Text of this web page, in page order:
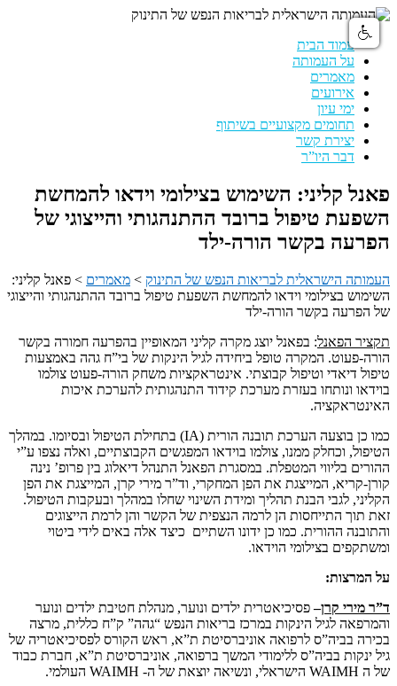
עמוד הבית
על העמותה
מאמרים
אירועים
ימי עיון
תחומים מקצועיים בשיתוף
יצירת קשר
דבר היו”ר
פאנל קליני: השימוש בצילומי וידאו להמחשת
השפעת טיפול ברובד ההתנהגותי והייצוגי של
הפרעה בקשר הורה-ילד
העמותה הישראלית לבריאות הנפש של התינוק > מאמרים > פאנל קליני:
השימוש בצילומי וידאו להמחשת השפעת טיפול ברובד ההתנהגותי והייצוגי
של הפרעה בקשר הורה-ילד
תקציר הפאנל: בפאנל יוצג מקרה קליני המאופיין בהפרעה חמורה בקשר
הורה-פעוט. המקרה טופל ביחידה לגיל הינקות של בי”ח גהה באמצעות
טיפול דיאדי וטיפול קבוצתי. אינטראקציות משחק הורה-פעוט צולמו
בוידאו ונותחו בעזרת מערכת קידוד התנהגותית להערכת איכות
האינטראקציה.
כמו כן בוצעה הערכת תובנה הורית (IA) בתחילת הטיפול ובסיומו. במהלך
הטיפול, וכחלק ממנו, צולמו בוידאו המפגשים הקבוצתיים, ואלה נצפו ע”י
ההורים בליווי המטפלת. במסגרת הפאנל התנהל דיאלוג בין פרופ’ נינה
קורן-קריא, המייצגת את הפן המחקרי, וד”ר מירי קרן, המייצגת את הפן
הקליני, לגבי הבנת תהליך ומידת השינוי שחלו במהלך ובעקבות הטיפול.
זאת תוך התייחסות הן לרמה הנצפית של הקשר והן לרמת הייצוגים
והתובנה ההורית. כמו כן ידונו השתיים כיצד אלה באים לידי ביטוי
ומשתקפים בצילומי הוידאו.
על המרצות:
ד”ר מירי קרן–פסיכיאטרית ילדים ונוער, מנהלת חטיבת ילדים ונוער
והמרפאה לגיל הינקות במרכז בריאות הנפש “גהה” ק”ח כללית, מרצה
בכירה בביה”ס לרפואה אוניברסיטת ת”א, ראש הקורס לפסיכיאטריה של
גיל ינקות בביה”ס ללימודי המשך ברפואה, אוניברסיטת ת”א, חברת כבוד
של ה WAIMH הישראלי, ונשיאה יוצאת של ה- WAIMH העולמי.